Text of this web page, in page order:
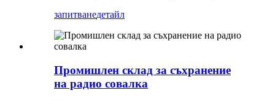
запитванедетайл
Промишлен склад за съхранение
на радио совалка